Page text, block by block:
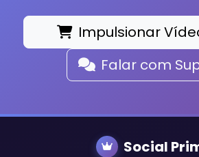
Impulsionar
Falar com
Social